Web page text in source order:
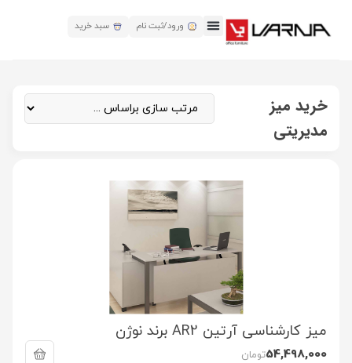
ورود/ثبت نام سبد خرید
خرید میز
مدیریتی
میز کارشناسی آرتین AR2 برند نوژن
54,498,000تومان